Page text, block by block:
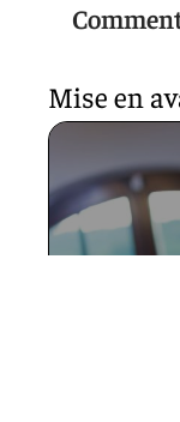
Mise en